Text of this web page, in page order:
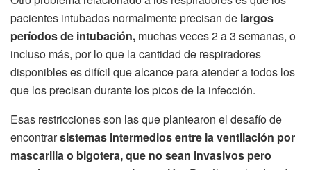
pacientes intubados normalmente precisan de largos
períodos de intubación, muchas veces 2 a 3 semanas, o
incluso más, por lo que la cantidad de respiradores
disponibles es difícil que alcance para atender a todos los
que los precisan durante los picos de la infección.
Esas restricciones son las que plantearon el desafío de
encontrarsistemas intermedios entre la ventilación por
mascarilla o bigotera,que no sean invasivos pero